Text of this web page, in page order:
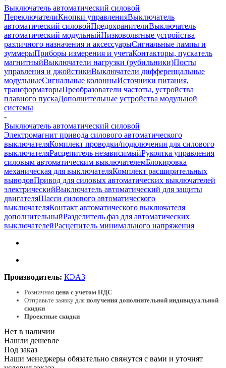
Выключатель автоматический силовой
ПереключателиКнопки управленияВыключатель
автоматический силовойПредохранителиВыключатель
автоматический модульныйНизковольтные устройства
различного назначения и аксессуарыСигнальные лампы и
зуммерыПриборы измерения и учетаКонтакторы, пускатель
магнитныйВыключатели нагрузки (рубильники)Посты
управления и джойстикиВыключатели дифференцальные
модульныеСигнальные колонныИсточники питания,
трансформаторыПреобразователи частоты, устройства
плавного пускаДополнительные устройства модульной
системы
-
Выключатель автоматический силовой
Электромагнит привода силового автоматического
выключателяКомплект проводки/подключения для силового
выключателяРасцепитель независимыйРукоятка управления
силовым автоматическим выключателемБлокировка
механическая для выключателяКомплект расширительных
выводовПривод для силовых автоматических выключателей
электрическийВыключатель автоматический для защиты
двигателяШасси силового автоматического
выключателяКонтакт автоматического выключателя
дополнительныйРазделитель фаз для автоматических
выключателейРасцепитель минимального напряжения
Производитель: КЭАЗ
Розничная цена с учетом НДС
Отправьте заявку для получения дополнительной индивидуальной
скидки
Проектные скидки
Нет в наличии
Нашли дешевле
Под заказ
Наши менеджеры обязательно свяжутся с вами и уточнят